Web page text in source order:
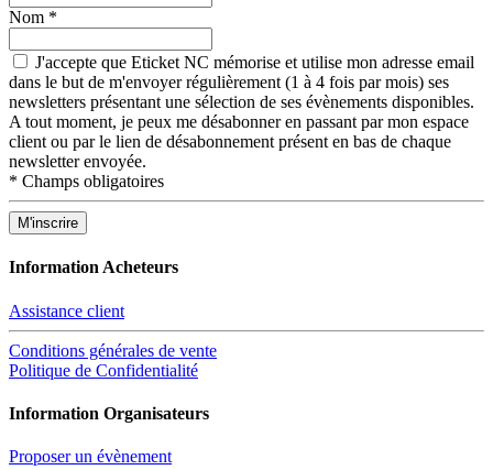
Nom *
J'accepte que Eticket NC mémorise et utilise mon adresse email
dans le but de m'envoyer régulièrement (1 à 4 fois par mois) ses
newsletters présentant une sélection de ses évènements disponibles.
A tout moment, je peux me désabonner en passant par mon espace
client ou par le lien de désabonnement présent en bas de chaque
newsletter envoyée.
* Champs obligatoires
Information Acheteurs
Assistance client
Conditions générales de vente
Politique de Confidentialité
Information Organisateurs
Proposer un évènement